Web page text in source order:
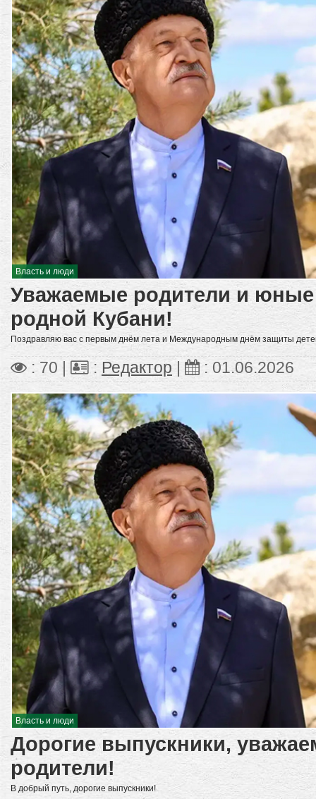
Власть и люди
Уважаемые родители и
родной Кубани!
Поздравляю вас с первым днём лета и Международным днём защиты
: 70 | : Редактор : 01.06.2026
Власть и люди
Дорогие выпускники,
родители!
В добрый путь, дорогие выпускники!